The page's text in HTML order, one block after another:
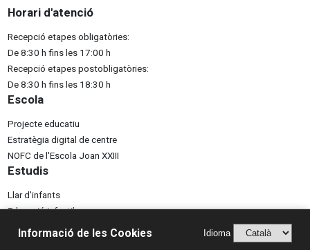
Horari d'atenció
Recepció etapes obligatòries:
De 8:30 h fins les 17:00 h
Recepció etapes postobligatòries:
De 8:30 h fins les 18:30 h
Escola
Projecte educatiu
Estratègia digital de centre
NOFC de l'Escola Joan XXIII
Estudis
Llar d'infants
Educació infantil
Educació primària
Informació de les Cookies Idioma